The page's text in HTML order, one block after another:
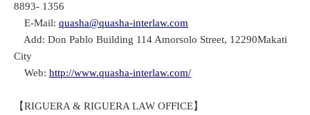
8893- 1356
E-Mail: quasha@quasha-interlaw.com
Add: Don Pablo Building 114 Amorsolo Street, 12290Makati
City
Web: http://www.quasha-interlaw.com/
【RIGUERA & RIGUERA LAW OFFICE】